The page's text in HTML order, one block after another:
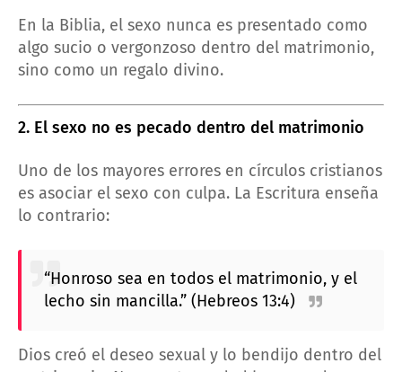
En la Biblia, el sexo nunca es presentado como
algo sucio o vergonzoso dentro del matrimonio,
sino como un regalo divino.
2. El sexo no es pecado dentro del matrimonio
Uno de los mayores errores en círculos cristianos
es asociar el sexo con culpa. La Escritura enseña
lo contrario:
“Honroso sea en todos el matrimonio, y el
lecho sin mancilla.” (Hebreos 13:4)
Dios creó el deseo sexual y lo bendijo dentro del